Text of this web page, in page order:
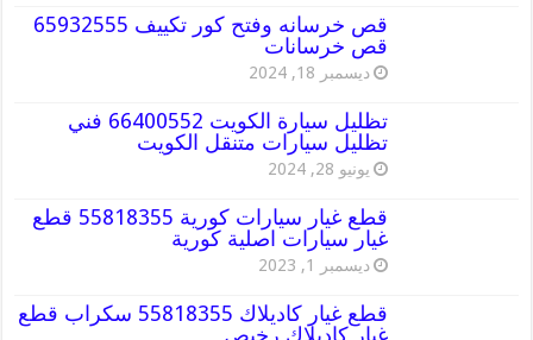
قص خرسانه وفتح كور تكييف 65932555
قص خرسانات
ديسمبر 18, 2024
تظليل سيارة الكويت 66400552 فني
تظليل سيارات متنقل الكويت
يونيو 28, 2024
قطع غيار سيارات كورية 55818355 قطع
غيار سيارات اصلية كورية
ديسمبر 1, 2023
قطع غيار كاديلاك 55818355 سكراب قطع
غيار كاديلاك رخيص